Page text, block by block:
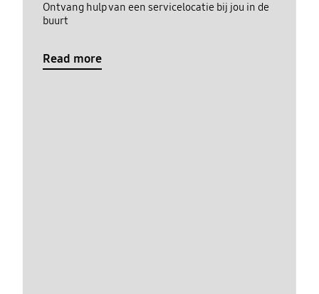
Ontvang hulp van een servicelocatie bij jou in de
buurt
Read more